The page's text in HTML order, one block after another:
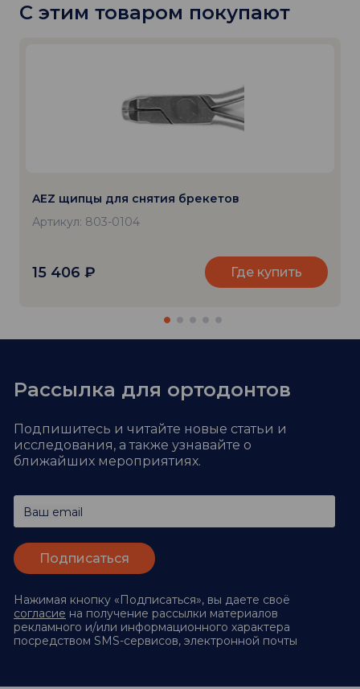
С этим товаром покупают
AEZ щипцы для снятия брекетов
Артикул: 803-0104
15 406 ₽ Где купить
Рассылка для ортодонтов
Подпишитесь и читайте новые статьи и
исследования, а также узнавайте о
ближайших мероприятиях.
Ваш email
Нажимая кнопку «Подписаться», вы даете своё
согласие на получение рассылки материалов
рекламного и/или информационного характера
посредством SMS-сервисов, электронной почты